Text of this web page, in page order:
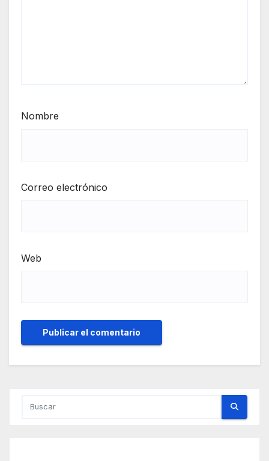
Nombre
Correo electrónico
Web